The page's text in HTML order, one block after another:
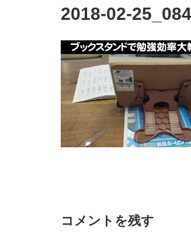
2018-02-
コメントを残す